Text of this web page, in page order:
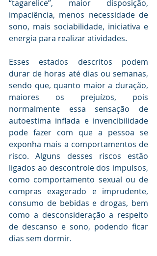
“tagarelice”, maior disposição,
impaciência, menos necessidade de
sono, mais sociabilidade, iniciativa e
energia para realizar atividades.
Esses estados descritos podem
durar de horas até dias ou semanas,
sendo que, quanto maior a duração,
maiores os prejuízos, pois
normalmente essa sensação de
autoestima inflada e invencibilidade
pode fazer com que a pessoa se
exponha mais a comportamentos de
risco. Alguns desses riscos estão
ligados ao descontrole dos impulsos,
como comportamento sexual ou de
compras exagerado e imprudente,
consumo de bebidas e drogas, bem
como a desconsideração a respeito
de descanso e sono, podendo ficar
dias sem dormir.